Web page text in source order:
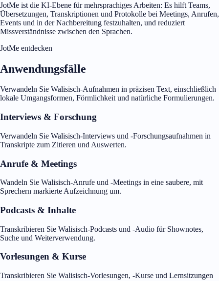
JotMe ist die KI-Ebene für mehrsprachiges Arbeiten: Es hilft Teams,
Übersetzungen, Transkriptionen und Protokolle bei Meetings, Anrufen,
Events und in der Nachbereitung festzuhalten, und reduziert
Missverständnisse zwischen den Sprachen.
JotMe entdecken
Anwendungsfälle
Verwandeln Sie Walisisch-Aufnahmen in präzisen Text, einschließlich
lokale Umgangsformen, Förmlichkeit und natürliche Formulierungen.
Interviews & Forschung
Verwandeln Sie Walisisch-Interviews und -Forschungsaufnahmen in
Transkripte zum Zitieren und Auswerten.
Anrufe & Meetings
Wandeln Sie Walisisch-Anrufe und -Meetings in eine saubere, mit
Sprechern markierte Aufzeichnung um.
Podcasts & Inhalte
Transkribieren Sie Walisisch-Podcasts und -Audio für Shownotes,
Suche und Weiterverwendung.
Vorlesungen & Kurse
Transkribieren Sie Walisisch-Vorlesungen, -Kurse und Lernsitzungen